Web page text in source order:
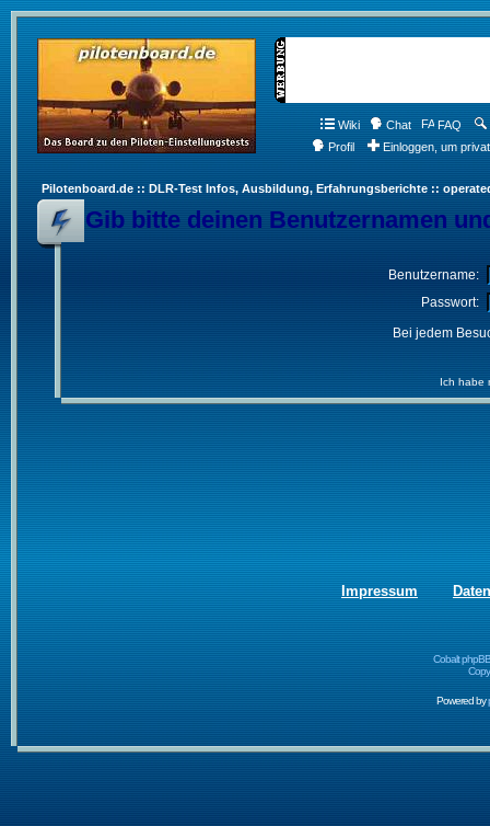
Wiki Chat FAQ
Profil
Einloggen, um
Pilotenboard.de :: DLR-Test Infos, Ausbildung, Erfahrungsberichte ::
Gib bitte deinen Benutzernamen
Benutzername:
Passwort:
Bei jedem
Ich habe
Impressum
Cobalt
Powered by